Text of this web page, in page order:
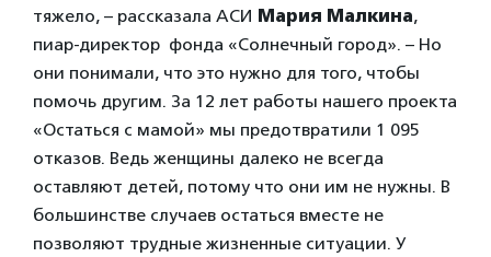
тяжело, – рассказала АСИ Мария Малкина,
пиар-директор фонда «Солнечный город». – Но
они понимали, что это нужно для того, чтобы
помочь другим. За 12 лет работы нашего проекта
«Остаться с мамой» мы предотвратили 1 095
отказов. Ведь женщины далеко не всегда
оставляют детей, потому что они им не нужны. В
большинстве случаев остаться вместе не
позволяют трудные жизненные ситуации. У